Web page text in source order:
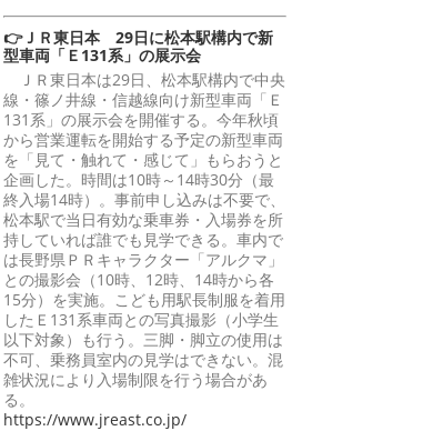
👉ＪＲ東日本 29日に松本駅構内で新
型車両「Ｅ131系」の展示会
ＪＲ東日本は29日、松本駅構内で中央
線・篠ノ井線・信越線向け新型車両「Ｅ
131系」の展示会を開催する。今年秋頃
から営業運転を開始する予定の新型車両
を「見て・触れて・感じて」もらおうと
企画した。時間は10時～14時30分（最
終入場14時）。事前申し込みは不要で、
松本駅で当日有効な乗車券・入場券を所
持していれば誰でも見学できる。車内で
は長野県ＰＲキャラクター「アルクマ」
との撮影会（10時、12時、14時から各
15分）を実施。こども用駅長制服を着用
したＥ131系車両との写真撮影（小学生
以下対象）も行う。三脚・脚立の使用は
不可、乗務員室内の見学はできない。混
雑状況により入場制限を行う場合があ
る。
https://www.jreast.co.jp/